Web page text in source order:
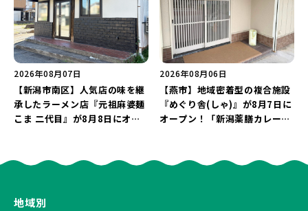
2026年08月07日
【新潟市南区】人気店の味を継
承したラーメン店『元祖麻婆麺
こま 二代目』が8月8日にオー
2026年08月06日
【燕市】地域密着型の複合施設
『めぐり舎(しゃ)』が8月7日に
オープン！「新潟薬膳カレー
う♪
地域別